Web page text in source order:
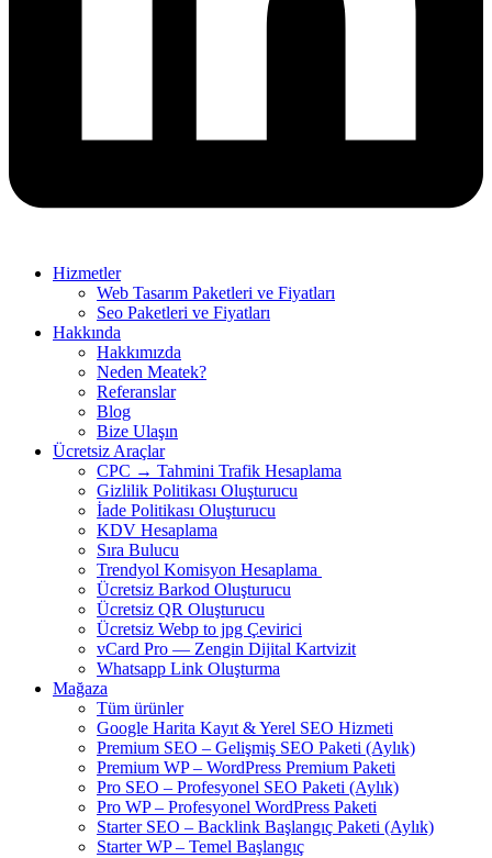
Hizmetler
Web Tasarım Paketleri ve Fiyatları
Seo Paketleri ve Fiyatları
Hakkında
Hakkımızda
Neden Meatek?
Referanslar
Blog
Bize Ulaşın
Ücretsiz Araçlar
CPC → Tahmini Trafik Hesaplama
Gizlilik Politikası Oluşturucu
İade Politikası Oluşturucu
KDV Hesaplama
Sıra Bulucu
Trendyol Komisyon Hesaplama
Ücretsiz Barkod Oluşturucu
Ücretsiz QR Oluşturucu
Ücretsiz Webp to jpg Çevirici
vCard Pro — Zengin Dijital Kartvizit
Whatsapp Link Oluşturma
Mağaza
Tüm ürünler
Google Harita Kayıt & Yerel SEO Hizmeti
Premium SEO – Gelişmiş SEO Paketi (Aylık)
Premium WP – WordPress Premium Paketi
Pro SEO – Profesyonel SEO Paketi (Aylık)
Pro WP – Profesyonel WordPress Paketi
Starter SEO – Backlink Başlangıç Paketi (Aylık)
Starter WP – Temel Başlangıç